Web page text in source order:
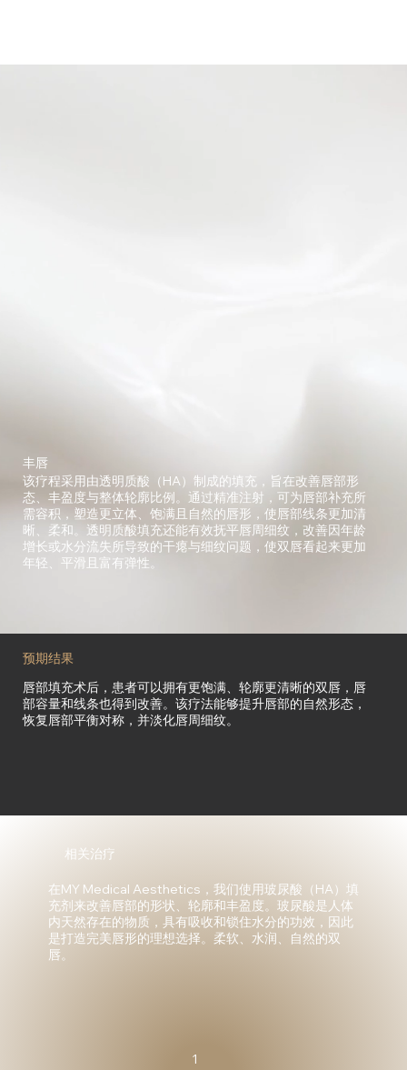
丰唇
该疗程采用由透明质酸（HA）制成的填充，旨在改善唇部形
态、丰盈度与整体轮廓比例。通过精准注射，可为唇部补充所
需容积，塑造更立体、饱满且自然的唇形，使唇部线条更加清
晰、柔和。透明质酸填充还能有效抚平唇周细纹，改善因年龄
增长或水分流失所导致的干瘪与细纹问题，使双唇看起来更加
年轻、平滑且富有弹性。
预期结果
唇部填充术后，患者可以拥有更饱满、轮廓更清晰的双唇，唇
部容量和线条也得到改善。该疗法能够提升唇部的自然形态，
恢复唇部平衡对称，并淡化唇周细纹。
相关治疗
在MY Medical Aesthetics，我们使用玻尿酸（HA）填
充剂来改善唇部的形状、轮廓和丰盈度。玻尿酸是人体
内天然存在的物质，具有吸收和锁住水分的功效，因此
是打造完美唇形的理想选择。柔软、水润、自然的双
唇。
1